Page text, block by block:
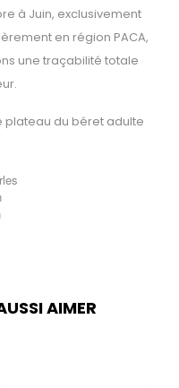
à Juin, exclusivement
en région PACA,
une traçabilité totale
plateau du béret adulte
AIMER